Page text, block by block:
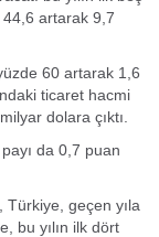
44,6 artarak 9,7
60 artarak 1,6
ticaret hacmi
dolara çıktı.
da 0,7 puan
Türkiye, geçen yıla
bu yılın ilk dört